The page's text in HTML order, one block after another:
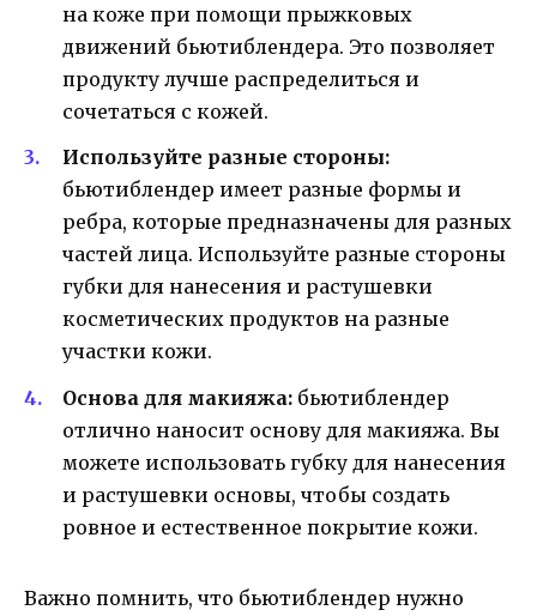
на коже при помощи прыжковых
движений бьютиблендера. Это позволяет
продукту лучше распределиться и
сочетаться с кожей.
Используйте разные стороны:
бьютиблендер имеет разные формы и
ребра, которые предназначены для разных
частей лица. Используйте разные стороны
губки для нанесения и растушевки
косметических продуктов на разные
участки кожи.
Основа для макияжа: бьютиблендер
отлично наносит основу для макияжа. Вы
можете использовать губку для нанесения
и растушевки основы, чтобы создать
ровное и естественное покрытие кожи.
Важно помнить, что бьютиблендер нужно